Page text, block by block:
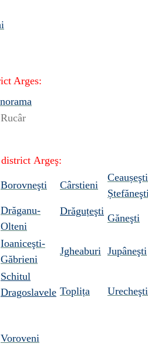
Arges:
district Argeş:
Borovneşti Cârstieni
Drăganu-
Olteni
Drăguțeşti
Găneşti
Ioaniceşti-
Găbrieni
Jgheaburi Jupâneşti
Schitul
Dragoslavele Toplița Urecheşti
Voroveni